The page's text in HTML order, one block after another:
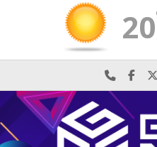
20